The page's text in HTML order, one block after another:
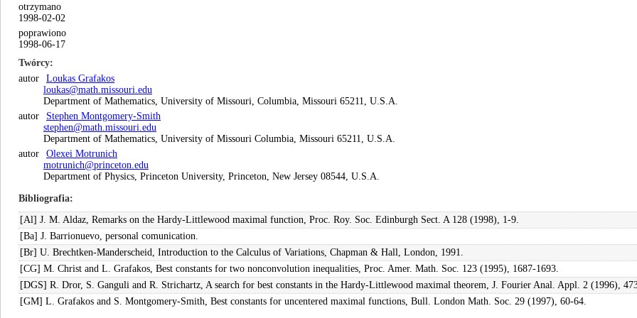
otrzymano
1998-02-02
poprawiono
1998-06-17
Twórcy
autor
Loukas Grafakos
loukas@math.missouri.edu
Department of Mathematics, University of Missouri, Columbia, Missouri 65211, U.S.A.
autor
Stephen Montgomery-Smith
stephen@math.missouri.edu
Department of Mathematics, University of Missouri Columbia, Missouri 65211, U.S.A.
autor
Olexei Motrunich
motrunich@princeton.edu
Department of Physics, Princeton University, Princeton, New Jersey 08544, U.S.A.
Bibliografia
[Al] J. M. Aldaz, Remarks on the Hardy-Littlewood maximal function, Proc. Roy. Soc. Edinburgh Sect. A 128 (1998), 1-9.
[Ba] J. Barrionuevo, personal comunication.
[Br] U. Brechtken-Manderscheid, Introduction to the Calculus of Variations, Chapman & Hall, London, 1991.
[CG] M. Christ and L. Grafakos, Best constants for two nonconvolution inequalities, Proc. Amer. Math. Soc. 123 (1995), 1687-1693.
[DGS] R. Dror, S. Ganguli and R. Strichartz, A search for best constants in the Hardy-Littlewood maximal theorem, J. Fourier Anal. Appl. 2 (1996),
[GM] L. Grafakos and S. Montgomery-Smith, Best constants for uncentered maximal functions, Bull. London Math. Soc. 29 (1997), 60-64.